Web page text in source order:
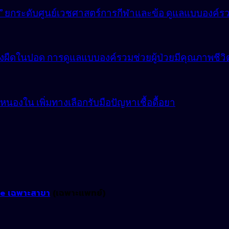
ยกระดับศูนย์เวชศาสตร์การกีฬาและข้อ ดูแลแบบองค์ร
งผืดในปอด การดูแลแบบองค์รวมช่วยผู้ป่วยมีคุณภาพชี
องใน เพิ่มทางเลือกรับมือปัญหาเชื้อดื้อยา
ฉพาะสาขา (เฉพาะแพทย์)